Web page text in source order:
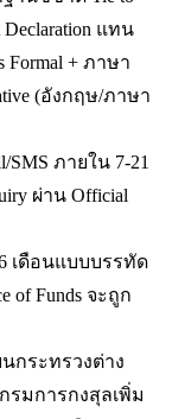
แทน
Formal + ภาษา
(อังกฤษ/ภาษา
SMS ภายใน 7-21
ผ่าน Official
เดือนแบบบรรทัด
of Funds จะถูก
กระทรวงต่าง
รมการกงสุลเพิ่ม